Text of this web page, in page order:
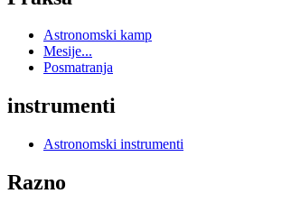
Astronomski kamp
Mesije...
Posmatranja
instrumenti
Astronomski instrumenti
Razno